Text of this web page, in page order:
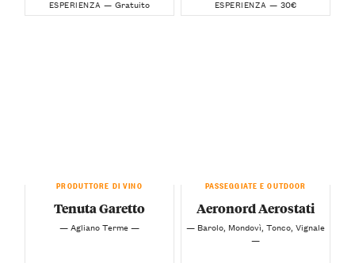
ESPERIENZA — Gratuito ESPERIENZA — 30€
PRODUTTORE DI VINO
Tenuta Garetto
— Agliano Terme —
PASSEGGIATE E OUTDOOR
Aeronord Aerostati
— Barolo, Mondovì, Tonco, Vignale
—